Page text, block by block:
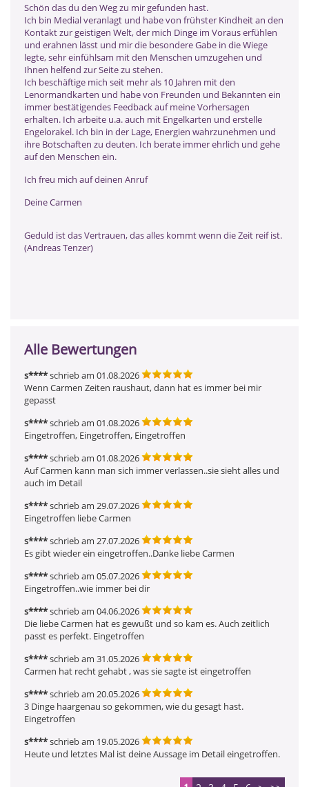
Schön das du den Weg zu mir gefunden hast.
Ich bin Medial veranlagt und habe von frühster Kindheit an den
Kontakt zur geistigen Welt, der mich Dinge im Voraus erfühlen
und erahnen lässt und mir die besondere Gabe in die Wiege
legte, sehr einfühlsam mit den Menschen umzugehen und
Ihnen helfend zur Seite zu stehen.
Ich beschäftige mich seit mehr als 10 Jahren mit den
Lenormandkarten und habe von Freunden und Bekannten ein
immer bestätigendes Feedback auf meine Vorhersagen
erhalten. Ich arbeite u.a. auch mit Engelkarten und erstelle
Engelorakel. Ich bin in der Lage, Energien wahrzunehmen und
ihre Botschaften zu deuten. Ich berate immer ehrlich und gehe
auf den Menschen ein.
Ich freu mich auf deinen Anruf
Deine Carmen
Geduld ist das Vertrauen, das alles kommt wenn die Zeit reif ist.
(Andreas Tenzer)
Alle Bewertungen
s****schrieb am 01.08.2026
Wenn Carmen Zeiten raushaut, dann hat es immer bei mir
gepasst
s****schrieb am 01.08.2026
Eingetroffen, Eingetroffen, Eingetroffen
s****schrieb am 01.08.2026
Auf Carmen kann man sich immer verlassen..sie sieht alles und
auch im Detail
s****schrieb am 29.07.2026
Eingetroffen liebe Carmen
s****schrieb am 27.07.2026
Es gibt wieder ein eingetroffen..Danke liebe Carmen
s****schrieb am 05.07.2026
Eingetroffen..wie immer bei dir
s****schrieb am 04.06.2026
Die liebe Carmen hat es gewußt und so kam es. Auch zeitlich
passt es perfekt. Eingetroffen
s****schrieb am 31.05.2026
Carmen hat recht gehabt , was sie sagte ist eingetroffen
s****schrieb am 20.05.2026
3 Dinge haargenau so gekommen, wie du gesagt hast.
Eingetroffen
s****schrieb am 19.05.2026
Heute und letztes Mal ist deine Aussage im Detail eingetroffen.